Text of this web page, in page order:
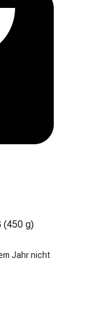
(450 g)
Jahr nicht